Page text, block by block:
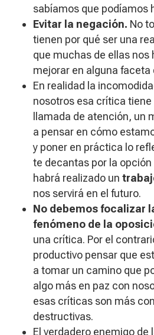
sabíamos que podíamos
Evitar la negación. No
tienen por qué ser una
que muchas de ellas nos
mejorar en alguna faceta
En realidad la
nosotros esa crítica tiene
llamada de atención, un
a pensar en cómo
y poner en práctica lo
te decantas por la
habrá realizado un
nos servirá en el futuro.
No debemos focalizar
fenómeno de la
una crítica. Por el
productivo pensar que
a tomar un camino que
algo más en paz con
esas críticas son más
destructivas.
El verdadero enemigo de